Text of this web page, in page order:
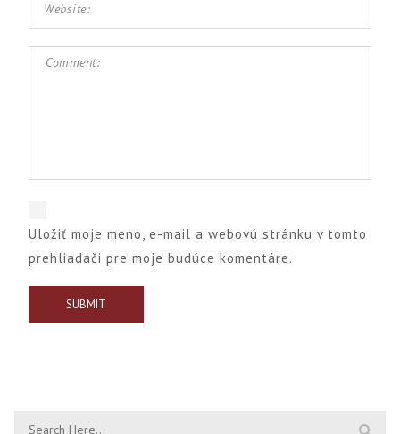
Uložiť moje meno, e-mail a webovú stránku v tomto
prehliadači pre moje budúce komentáre.